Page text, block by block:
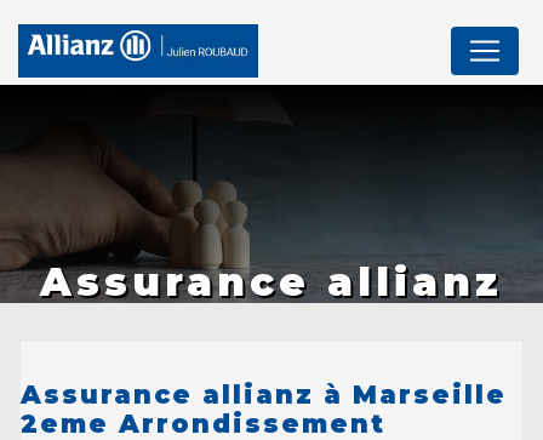
Assurance allianz
Arrondissement
Assurance allianz à Marseille
2eme Arrondissement